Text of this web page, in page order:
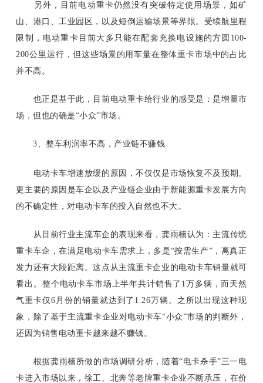
另外，目前电动重卡仍然没有突破特定使用场景，如矿
山、港口、工业园区，以及短倒运输场景等界限。受续航里程
限制，电动重卡目前大多只能在配套充换电设施的方圆 100-
200公里运行，但这些场景的用车量在整体重卡市场中的占比
并不高。
也正是基于此，目前电动重卡给行业的感受是：是增量市
场，但也的确是“小众”市场。
3、整车利润率不高，产业链不赚钱
电动卡车增速放缓的原因，不仅仅是市场恢复不及预期。
更主要的原因是车企以及产业链企业由于新能源重卡发展方向
的不确定性，对电动卡车的投入自然也不大。
从目前行业主流车企的表现来看，龚雨楠认为：主流传统
重卡车企，在满足电动卡车需求上，多是“按需生产”，离真正
发力还有大段距离。这点从主流重卡企业的电动卡车销量就可
看出。整个电动卡车市场上半年共计销售了 1万多辆，而天然
气重卡仅6月份的销量就达到了1.26万辆。之所以出现这种现
象，除了基于主流重卡企业对电动卡车“小众”市场的判断外，
还因为销售电动重卡越来越不赚钱。
根据龚雨楠所做的市场调研分析，随着“电卡杀手”三一电
卡进入市场以来，徐工、北奔等老牌重卡企业不断承压，在价